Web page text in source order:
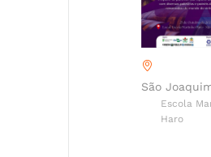
São
Escola
Haro